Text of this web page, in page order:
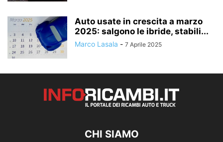
Auto usate in crescita a marzo
2025: salgono le ibride, stabili...
Marco Lasala - 7 Aprile 2025
CHI SIAMO